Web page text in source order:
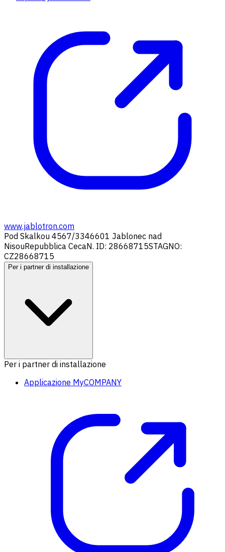
www.jablotron.com
Pod Skalkou 4567/3346601 Jablonec nad
NisouRepubblica CecaN. ID: 28668715STAGNO:
CZ28668715
Per i partner di installazione
Per i partner di installazione
Applicazione MyCOMPANY